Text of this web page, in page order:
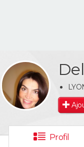
Profil